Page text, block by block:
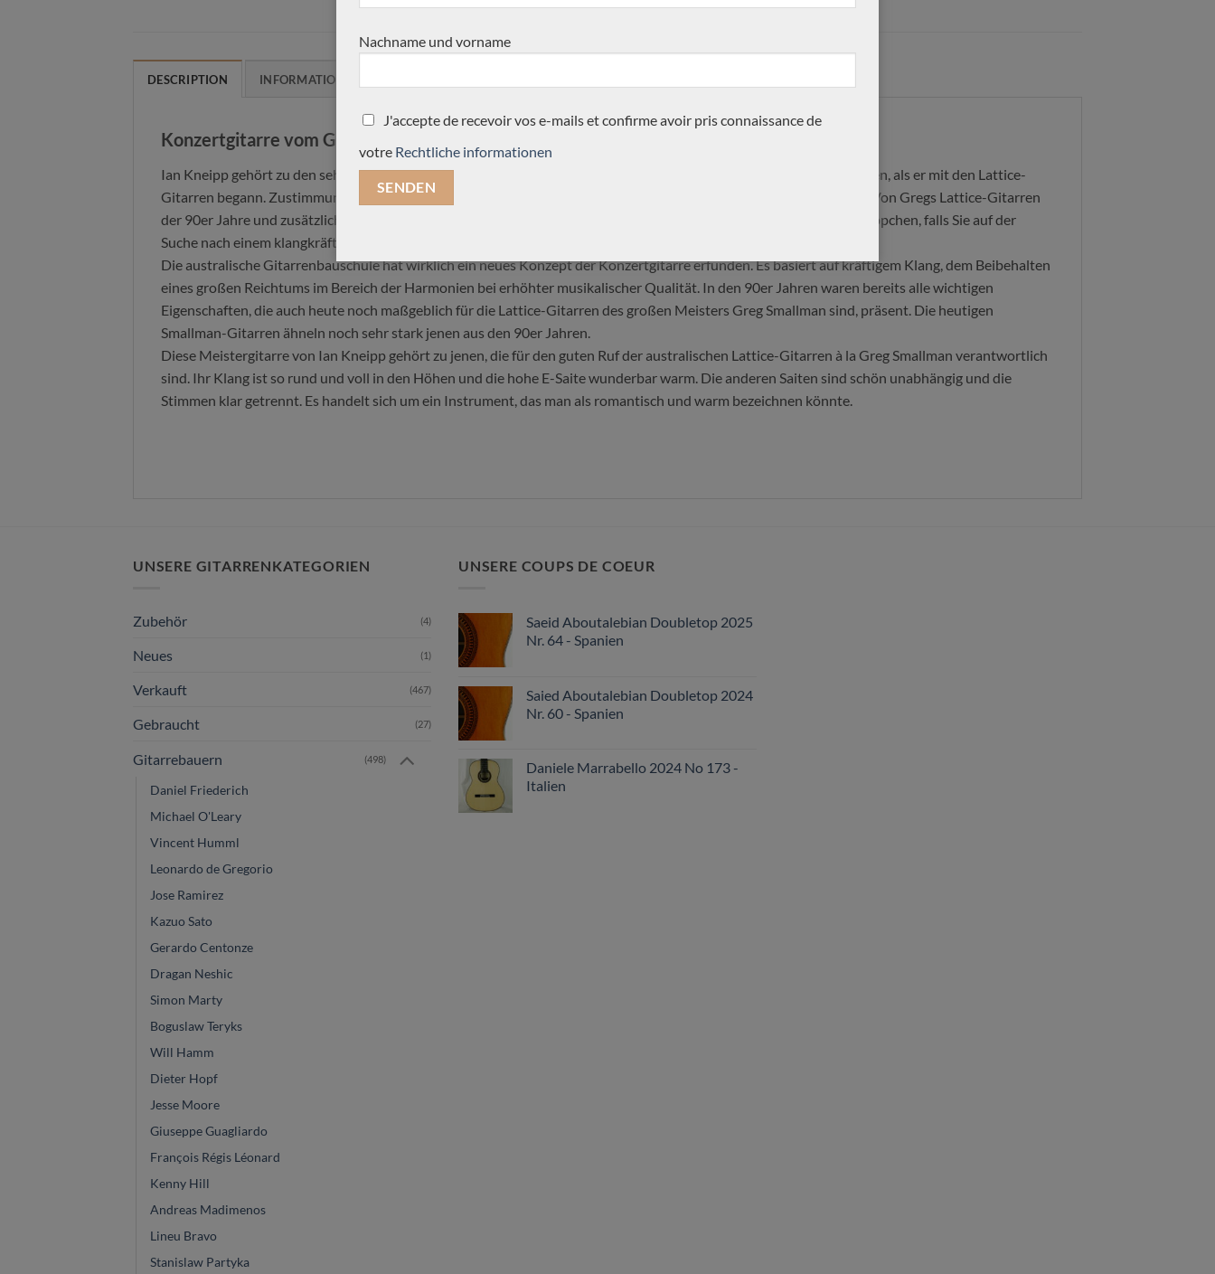
DESCRIPTION INFORMATIONS COMPLÉMENTAIRES
Konzertgitarre vom Gitarrenbauer Ian Kneipp
Ian Kneipp gehört zu den sehr wenigen Gitarrenbauern, tatsächlich mit Greg Smallman zusammengearbeitet zu haben, als er mit den Lattice-
Gitarren begann. Zustimmung fanden sie bei Künstlern wie John Williams. Seine Instrumente besitzen den Charme Von Gregs Lattice-Gitarren
der 90er Jahre und zusätzlich haben sie natürlich auch noch etwas besonderes. Es handelt sich um ein wahres Schnäppchen, falls Sie auf der
Suche nach einem klangkräftigen warmen Instrument in sehr gutem Zustand sind.
Die australische Gitarrenbauschule hat wirklich ein neues Konzept der Konzertgitarre erfunden. Es basiert auf kräftigem Klang, dem Beibehalten
eines großen Reichtums im Bereich der Harmonien bei erhöhter musikalischer Qualität. In den 90er Jahren waren bereits alle wichtigen
Eigenschaften, die auch heute noch maßgeblich für die Lattice-Gitarren des großen Meisters Greg Smallman sind, präsent. Die heutigen
Smallman-Gitarren ähneln noch sehr stark jenen aus den 90er Jahren.
Diese Meistergitarre von Ian Kneipp gehört zu jenen, die für den guten Ruf der australischen Lattice-Gitarren à la Greg Smallman verantwortlich
sind. Ihr Klang ist so rund und voll in den Höhen und die hohe E-Saite wunderbar warm. Die anderen Saiten sind schön unabhängig und die
Stimmen klar getrennt. Es handelt sich um ein Instrument, das man als romantisch und warm bezeichnen könnte.
UNSERE GITARRENKATEGORIEN
Zubehör (4)
Neues (1)
Verkauft (467)
Gebraucht (27)
Gitarrebauern (498)
Daniel Friederich
Michael O'Leary
Vincent Humml
Leonardo de Gregorio
Jose Ramirez
Kazuo Sato
Gerardo Centonze
Dragan Neshic
Simon Marty
Boguslaw Teryks
Will Hamm
Dieter Hopf
Jesse Moore
Giuseppe Guagliardo
François Régis Léonard
Kenny Hill
Andreas Madimenos
Lineu Bravo
Stanislaw Partyka
UNSERE COUPS DE COEUR
Saeid Aboutalebian Doubletop 2025
Nr. 64 - Spanien
Saied Aboutalebian Doubletop 2024
Nr. 60 - Spanien
Daniele Marrabello 2024 No 173 -
Italien
Nachname und vorname
J'accepte de recevoir vos e-mails et confirme avoir pris connaissance de
votre Rechtliche informationen